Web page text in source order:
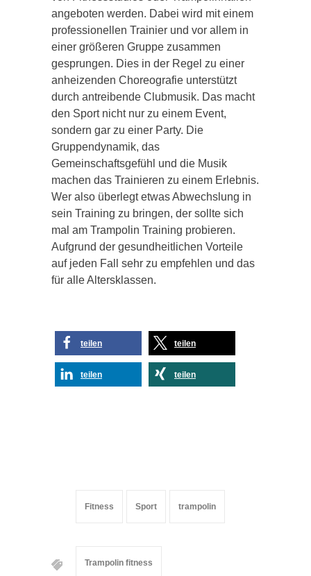
angeboten werden. Dabei wird mit einem
professionellen Trainier und vor allem in
einer größeren Gruppe zusammen
gesprungen. Dies in der Regel zu einer
anheizenden Choreografie unterstützt
durch antreibende Clubmusik. Das macht
den Sport nicht nur zu einem Event,
sondern gar zu einer Party. Die
Gruppendynamik, das
Gemeinschaftsgefühl und die Musik
machen das Trainieren zu einem Erlebnis.
Wer also überlegt etwas Abwechslung in
sein Training zu bringen, der sollte sich
mal am Trampolin Training probieren.
Aufgrund der gesundheitlichen Vorteile
auf jeden Fall sehr zu empfehlen und das
für alle Altersklassen.
teilen teilen
teilen teilen
Fitness Sport trampolin
Trampolin fitness